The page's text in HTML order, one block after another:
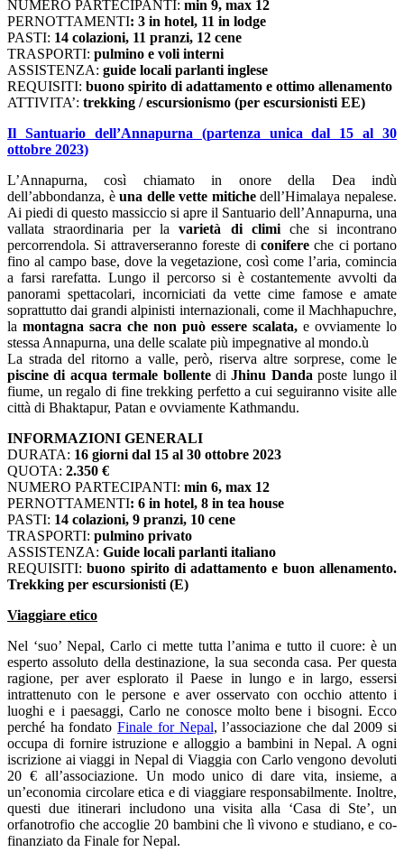
NUMERO PARTECIPANTI: min 9, max 12
PERNOTTAMENTI: 3 in hotel, 11 in lodge
PASTI: 14 colazioni, 11 pranzi, 12 cene
TRASPORTI: pulmino e voli interni
ASSISTENZA: guide locali parlanti inglese
REQUISITI: buono spirito di adattamento e ottimo allenamento
ATTIVITA’: trekking / escursionismo (per escursionisti EE)
Il Santuario dell’Annapurna (partenza unica dal 15 al 30
ottobre 2023)
L’Annapurna, così chiamato in onore della Dea indù
dell’abbondanza, èuna delle vette mitichedell’Himalaya nepalese.
Ai piedi di questo massiccio si apre il Santuario dell’Annapurna, una
vallata straordinaria per lavarietà di climiche si incontrano
percorrendola. Si attraverseranno foreste di conifereche ci portano
fino al campo base, dove la vegetazione, così come l’aria, comincia
a farsi rarefatta. Lungo il percorso si è costantemente avvolti da
panorami spettacolari, incorniciati da vette cime famose e amate
soprattutto dai grandi alpinisti internazionali, come il Machhapuchre,
la montagna sacra che non può essere scalata, e ovviamente lo
stessa Annapurna, una delle scalate più impegnative al mondo.ù
La strada del ritorno a valle, però, riserva altre sorprese, come le
piscine di acqua termale bollentediJhinu Danda poste lungo il
fiume, un regalo di fine trekking perfetto a cui seguiranno visite alle
città di Bhaktapur, Patan e ovviamente Kathmandu.
INFORMAZIONI GENERALI
DURATA: 16 giorni dal 15 al 30 ottobre 2023
QUOTA: 2.350 €
NUMERO PARTECIPANTI: min 6, max 12
PERNOTTAMENTI: 6 in hotel, 8 in tea house
PASTI: 14 colazioni, 9 pranzi, 10 cene
TRASPORTI: pulmino privato
ASSISTENZA: Guide locali parlanti italiano
REQUISITI:buono spirito di adattamento e buon allenamento.
Trekking per escursionisti (E)
Viaggiare etico
Nel ‘suo’ Nepal, Carlo ci mette tutta l’anima e tutto il cuore: è un
esperto assoluto della destinazione, la sua seconda casa. Per questa
ragione, per aver esplorato il Paese in lungo e in largo, essersi
intrattenuto con le persone e aver osservato con occhio attento i
luoghi e i paesaggi, Carlo ne conosce molto bene i bisogni. Ecco
perché ha fondatoFinale for Nepal, l’associazione che dal 2009 si
occupa di fornire istruzione e alloggio a bambini in Nepal. A ogni
iscrizione ai viaggi in Nepal di Viaggia con Carlo vengono devoluti
20 € all’associazione. Un modo unico di dare vita, insieme, a
un’economia circolare etica e di viaggiare responsabilmente. Inoltre,
questi due itinerari includono una visita alla ‘Casa di Ste’, un
orfanotrofio che accoglie 20 bambini che lì vivono e studiano, e co-
finanziato da Finale for Nepal.